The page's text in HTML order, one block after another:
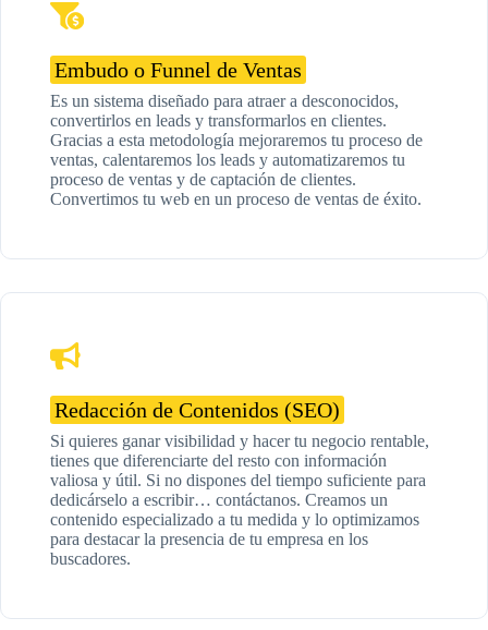
Embudo o Funnel de Ventas
Es un sistema diseñado para atraer a desconocidos,
convertirlos en leads y transformarlos en clientes.
Gracias a esta metodología mejoraremos tu proceso de
ventas, calentaremos los leads y automatizaremos tu
proceso de ventas y de captación de clientes.
Convertimos tu web en un proceso de ventas de éxito.
Redacción de Contenidos (SEO)
Si quieres ganar visibilidad y hacer tu negocio rentable,
tienes que diferenciarte del resto con información
valiosa y útil. Si no dispones del tiempo suficiente para
dedicárselo a escribir… contáctanos. Creamos un
contenido especializado a tu medida y lo optimizamos
para destacar la presencia de tu empresa en los
buscadores.